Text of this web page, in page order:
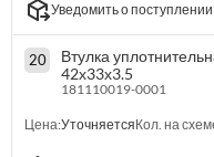
Уведомить о поступлении
20
Втулка
42х33х3.5
181110019-0001
Цена:УточняетсяКол. на